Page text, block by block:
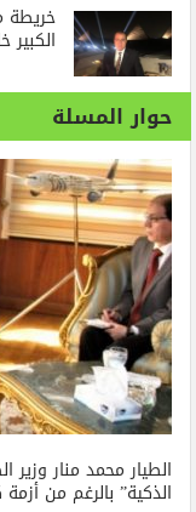
خريطة
الكبير
حوار المسلة
الطيار محمد منار
الذكية” بالرغم من